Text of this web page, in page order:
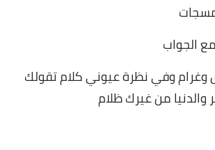
الجواب
وفي نظرة عيوني كلام تقولك
والدنيا من غيرك ظلام